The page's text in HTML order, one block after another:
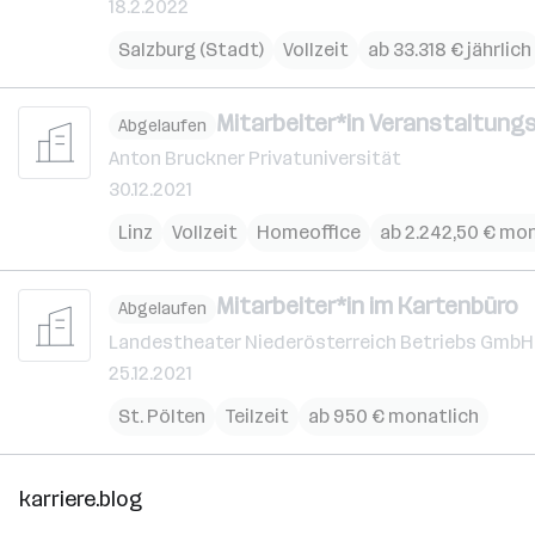
18.2.2022
Salzburg (Stadt)
Vollzeit ab 33.318 € jährlich
Abgelaufen Mitarbeiter*in
Anton Bruckner Privatuniversität
30.12.2021
Linz
Vollzeit Homeoffice ab 2.242,50 €
Abgelaufen Mitarbeiter*in im Kartenbüro
Landestheater Niederösterreich Betriebs GmbH
25.12.2021
St. Pölten
Teilzeit ab 950 € monatlich
karriere.blog